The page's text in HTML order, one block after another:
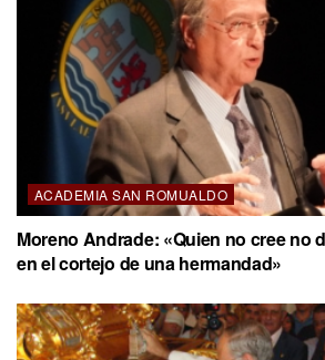
ACADEMIA SAN ROMUALDO
Moreno Andrade: «Quien no cree no
en el cortejo de una hermandad»